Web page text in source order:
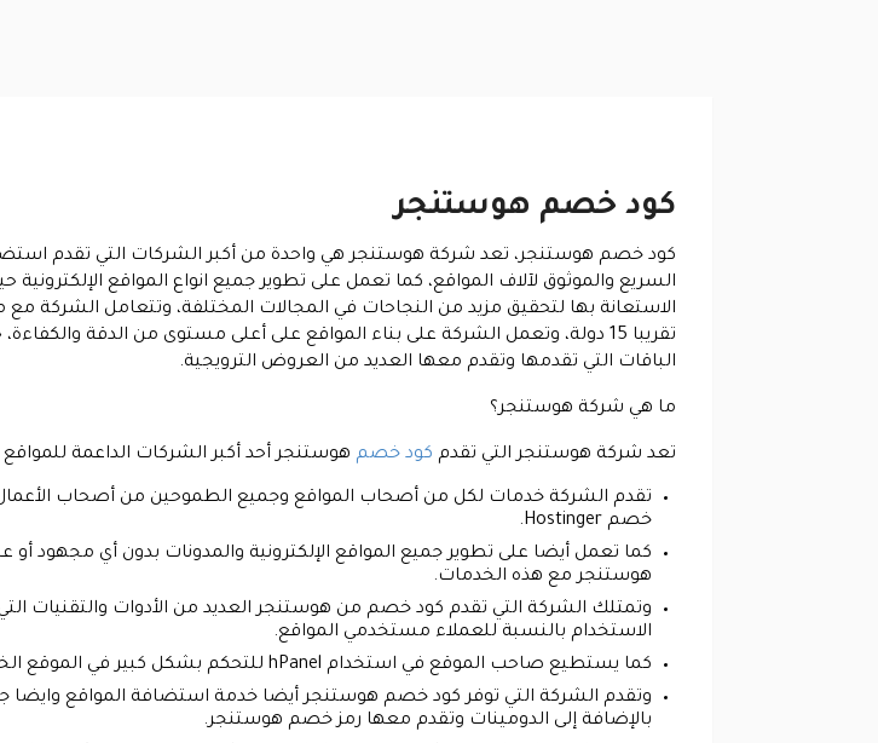
كود خصم هوستنجر
كود خصم هوستنجر، تعد شركة هوستنجر هي واحدة من أكبر الشركات التي تقدم
السريع والموثوق لآلاف المواقع، كما تعمل على تطوير جميع انواع المواقع
الاستعانة بها لتحقيق مزيد من النجاحات في المجالات المختلفة، وتتعامل الشركة
تقريبا 15 دولة، وتعمل الشركة على بناء المواقع على أعلى مستوى من الدقة
الباقات التي تقدمها وتقدم معها العديد من العروض الترويجية.
ما هي شركة هوستنجر؟
تعد شركة هوستنجر التي تقدم كود خصم هوستنجر أحد أكبر الشركات الداعمة
تقدم الشركة خدمات لكل من أصحاب المواقع وجميع الطموحين من أصحاب
خصم Hostinger.
كما تعمل أيضا على تطوير جميع المواقع الإلكترونية والمدونات بدون أي مجهود
هوستنجر مع هذه الخدمات.
وتمتلك الشركة التي تقدم كود خصم من هوستنجر العديد من الأدوات والتقنيات
الاستخدام بالنسبة للعملاء مستخدمي المواقع.
كما يستطيع صاحب الموقع في استخدام hPanel للتحكم بشكل كبير في الموقع الخاص به، والقيام بأفضل أنواع المهام على الإطلاق.
وتقدم الشركة التي توفر كود خصم هوستنجر أيضا خدمة استضافة المواقع وايضا
بالإضافة إلى الدومينات وتقدم معها رمز خصم هوستنجر.